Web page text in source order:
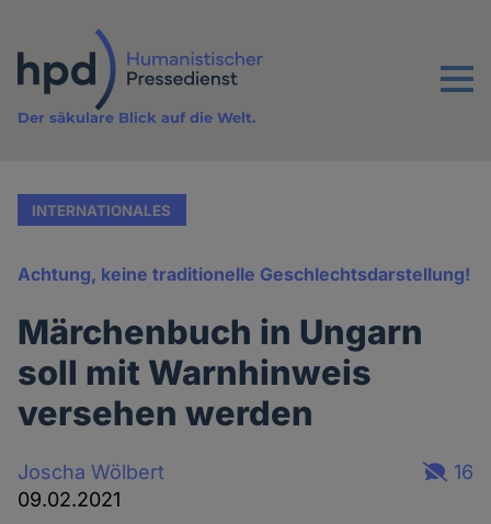
Inhalt
Menu
Der säkulare Blick auf die Welt.
INTERNATIONALES
Achtung, keine traditionelle Geschlechtsdarstellung!
Märchenbuch in Ungarn
soll mit Warnhinweis
versehen werden
Joscha Wölbert
09.02.2021
16